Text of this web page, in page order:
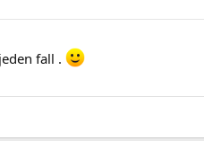
fall .